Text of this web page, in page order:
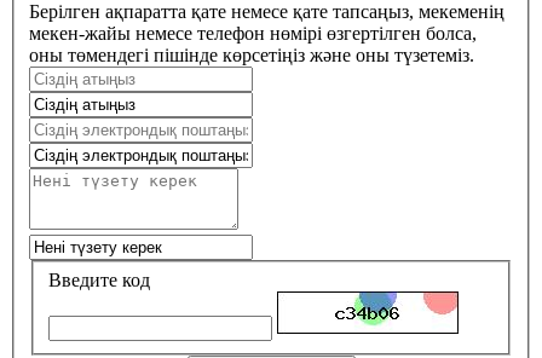
Берілген ақпаратта қате немесе қате тапсаңыз, мекеменің
мекен-жайы немесе телефон нөмірі өзгертілген болса,
оны төмендегі пішінде көрсетіңіз және оны түзетеміз.
Введите код